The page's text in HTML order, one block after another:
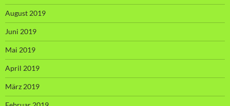
August 2019
Juni 2019
Mai 2019
April 2019
März 2019